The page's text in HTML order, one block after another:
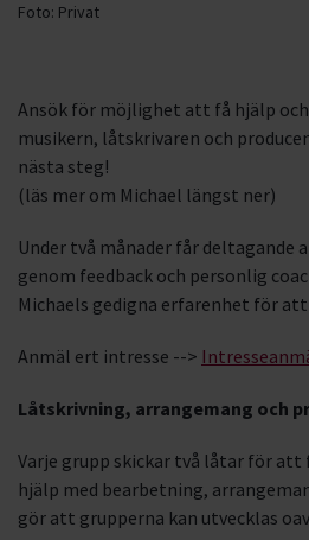
Foto: Privat
Ansök för möjlighet att få hjälp
musikern, låtskrivaren och
nästa steg!
(läs mer om Michael längst ner)
Under två månader får
genom feedback och personlig
Michaels gedigna erfarenhet för att
Anmäl ert intresse -->
Låtskrivning, arrangemang och
Varje grupp skickar två låtar för att
hjälp med bearbetning,
gör att grupperna kan utvecklas